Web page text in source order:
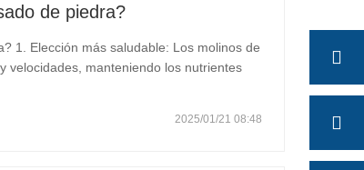
de piedra?
1. Elección más saludable: Los molinos de
velocidades, manteniendo los nutrientes
2025/01/21 08:48